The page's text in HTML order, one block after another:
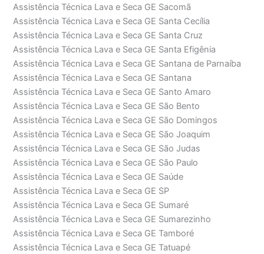
Assistência Técnica Lava e Seca GE Sacomã
Assistência Técnica Lava e Seca GE Santa Cecília
Assistência Técnica Lava e Seca GE Santa Cruz
Assistência Técnica Lava e Seca GE Santa Efigênia
Assistência Técnica Lava e Seca GE Santana de Parnaíba
Assistência Técnica Lava e Seca GE Santana
Assistência Técnica Lava e Seca GE Santo Amaro
Assistência Técnica Lava e Seca GE São Bento
Assistência Técnica Lava e Seca GE São Domingos
Assistência Técnica Lava e Seca GE São Joaquim
Assistência Técnica Lava e Seca GE São Judas
Assistência Técnica Lava e Seca GE São Paulo
Assistência Técnica Lava e Seca GE Saúde
Assistência Técnica Lava e Seca GE SP
Assistência Técnica Lava e Seca GE Sumaré
Assistência Técnica Lava e Seca GE Sumarezinho
Assistência Técnica Lava e Seca GE Tamboré
Assistência Técnica Lava e Seca GE Tatuapé